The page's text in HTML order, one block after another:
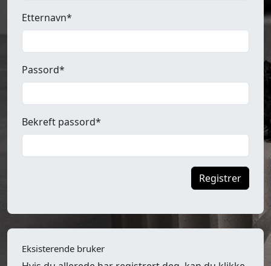
Etternavn*
Passord*
Bekreft passord*
Registrer
Eksisterende bruker